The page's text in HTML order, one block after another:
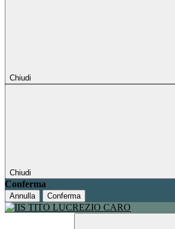
Chiudi
Chiudi
Conferma
Annulla Conferma